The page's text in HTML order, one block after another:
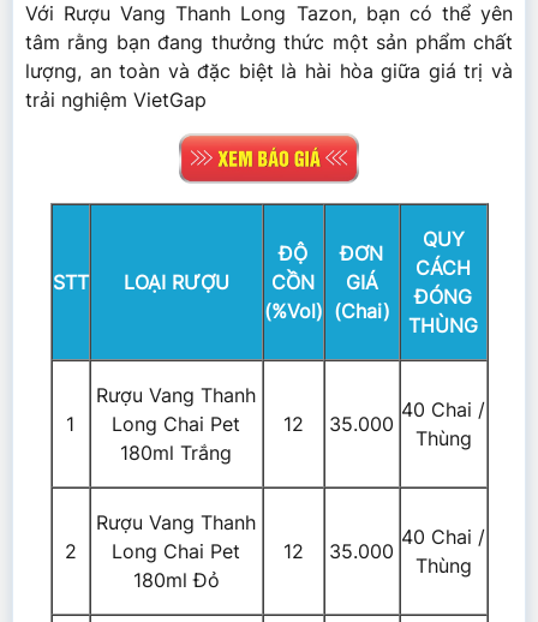
Với Rượu Vang Thanh Long Tazon, bạn có thể yên
tâm rằng bạn đang thưởng thức một sản phẩm chất
lượng, an toàn và đặc biệt là hài hòa giữa giá trị và
trải nghiệm VietGap
STT LOẠI RƯỢU
ĐỘ
CỒN
(%Vol)
ĐƠN
GIÁ
(Chai)
QUY
CÁCH
ĐÓNG
THÙNG
1
Rượu Vang Thanh
Long Chai Pet
180ml Trắng
12 35.000
40 Chai /
Thùng
2
Rượu Vang Thanh
Long Chai Pet
180ml Đỏ
12 35.000
40 Chai /
Thùng